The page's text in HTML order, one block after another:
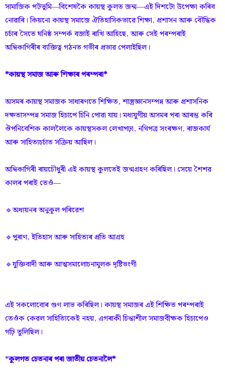
সামাজিক পটভূমি—বিশেষকৈ কায়স্থ কুলত জন্ম—এই দিশটো উপেক্ষা কৰিব
নোৱাৰি। কিয়নো কায়স্থ সমাজে ঐতিহাসিকভাৱে শিক্ষা, প্রশাসন আৰু বৌদ্ধিক
চৰ্চাৰ সৈতে ঘনিষ্ঠ সম্পৰ্ক বজাই ৰাখি আহিছে, আৰু সেই পৰম্পৰাই
অম্বিকাগিৰীৰ ব্যক্তিত্ব গঠনত গভীৰ প্ৰভাৱ পেলাইছিল।
*কায়স্থ সমাজ আৰু শিক্ষাৰ পৰম্পৰা*
অসমৰ কায়স্থ সমাজক সাধাৰণতে শিক্ষিত, শাস্ত্ৰজ্ঞানসম্পন্ন আৰু প্রশাসনিক
দক্ষতাসম্পন্ন সমাজ হিচাপে চিনি পোৱা যায়। মধ্যযুগীয় অসমৰ পৰা আৰম্ভ কৰি
ঔপনিবেশিক কাললৈকে কায়স্থসকল লেখাপঢ়া, নথিপত্ৰ সংৰক্ষণ, ৰাজকাৰ্য
আৰু সাহিত্যচৰ্চাত সক্ৰিয় আছিল।
অম্বিকাগিৰী ৰায়চৌধুৰী এই কায়স্থ কুলতেই জন্মগ্ৰহণ কৰিছিল। সেয়ে শৈশৱ
কালৰ পৰাই তেওঁ—
🔹অধ্যয়নৰ অনুকূল পৰিৱেশ
🔹পুৰাণ, ইতিহাস আৰু সাহিত্যৰ প্ৰতি আগ্ৰহ
🔹যুক্তিবাদী আৰু আত্মসমালোচনামূলক দৃষ্টিভংগী
এই সকলোবোৰ গুণ লাভ কৰিছিল। কায়স্থ সমাজৰ এই শিক্ষিত পৰম্পৰাই
তেওঁক কেৱল সাহিত্যিকেই নহয়, এগৰাকী চিন্তাশীল সমাজবীক্ষক হিচাপেও
গঢ়ি তুলিছিল।
*কুলগত চেতনাৰ পৰা জাতীয় চেতনালৈ*